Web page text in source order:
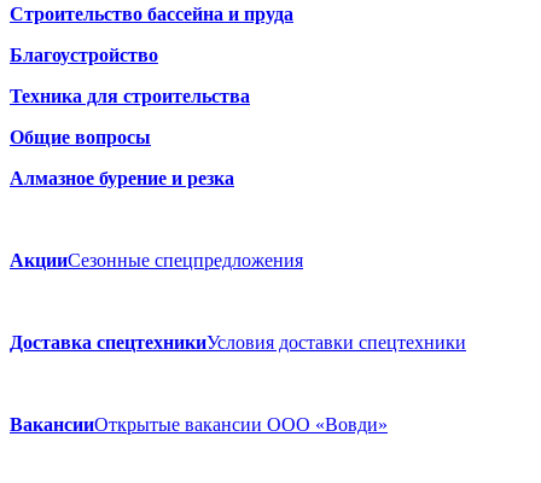
Строительство бассейна и пруда
Благоустройство
Техника для строительства
Общие вопросы
Алмазное бурение и резка
АкцииСезонные спецпредложения
Доставка спецтехникиУсловия доставки спецтехники
ВакансииОткрытые вакансии ООО «Вовди»